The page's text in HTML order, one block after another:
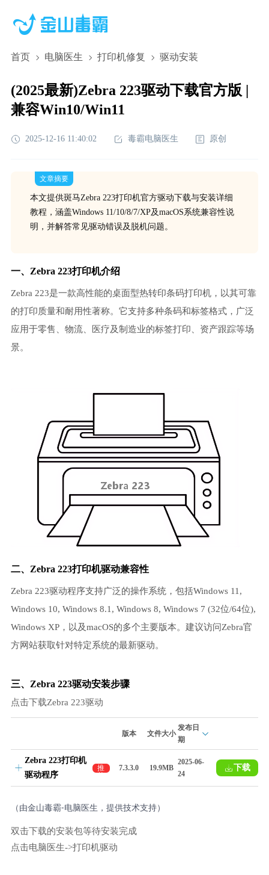
首页 电脑医生 打印机修复 驱动安装
(2025最新)Zebra 223驱动下载官方版 |
兼容Win10/Win11
2025-12-16 11:40:02 毒霸电脑医生 原创
文章摘要
本文提供斑马Zebra 223打印机官方驱动下载与安装详细
教程，涵盖Windows 11/10/8/7/XP及macOS系统兼容性说
明，并解答常见驱动错误及脱机问题。
一、Zebra 223打印机介绍
Zebra 223是一款高性能的桌面型热转印条码打印机，以其可靠
的打印质量和耐用性著称。它支持多种条码和标签格式，广泛
应用于零售、物流、医疗及制造业的标签打印、资产跟踪等场
景。
二、Zebra 223打印机驱动兼容性
Zebra 223驱动程序支持广泛的操作系统，包括Windows 11,
Windows 10, Windows 8.1, Windows 8, Windows 7 (32位/64位),
Windows XP，以及macOS的多个主要版本。建议访问Zebra官
方网站获取针对特定系统的最新驱动。
三、Zebra 223驱动安装步骤
点击下载Zebra 223驱动
版本 文件大小
发布日
期
Zebra 223打印机
驱动程序
推
荐
7.3.3.0 19.9MB
2025-06-
24
下载
（由金山毒霸-电脑医生，提供技术支持）
双击下载的安装包等待安装完成
点击电脑医生->打印机驱动